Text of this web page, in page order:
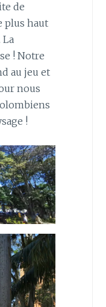
de
plus haut
La
! Notre
au jeu et
nous
!